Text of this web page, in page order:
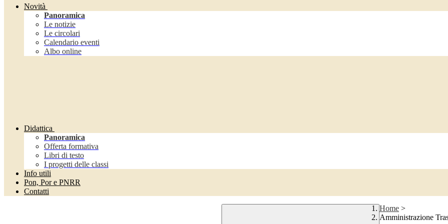
Novità
Panoramica
Le notizie
Le circolari
Calendario eventi
Albo online
Didattica
Panoramica
Offerta formativa
Libri di testo
I progetti delle classi
Info utili
Pon, Por e PNRR
Contatti
Home >
Amministrazione